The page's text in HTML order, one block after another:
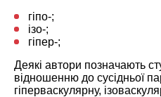
гіпо-;
ізо-;
гіпер-;
Деякі автори позначають
відношенню до сусідньої
гіперваскулярну,